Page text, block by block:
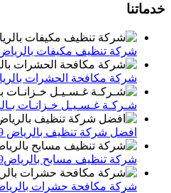
خدماتنا
شركة تنظيف مكيفات بالرياض 10 ريال غسيل المكيف0539205789 تنظيف الوحدات الداخلية
شركة مكافحة الحشرات بالرياض 0539205789 خصم 40% الصفوة ستارز لاباده الحشرات
شـركـة غـسـيـل خـزانـات
افضل شركة تنظيف بالرياض 0539205789 عمالة مدربة معتمده الصفوة ستارز
شركة تنظيف مسابح بالرياض0539205789
شركة مكافحة حشرات بالرياض 0539205789 افضل انواع المبيدات للقضاء علي